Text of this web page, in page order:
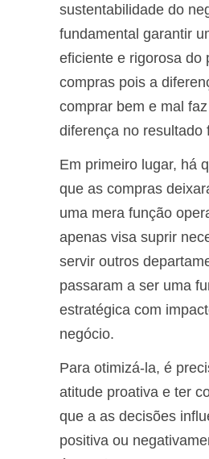
sustentabilidade do
fundamental garantir
eficiente e rigorosa do
compras pois a
comprar bem e mal
diferença no resultado
Em primeiro lugar, há
que as compras
uma mera função
apenas visa suprir
servir outros
passaram a ser uma
estratégica com
negócio.
Para otimizá-la, é
atitude proativa e ter
que a as decisões
positiva ou